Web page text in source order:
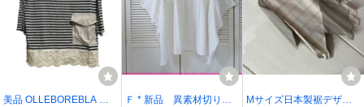
美品 OLLEBOREBLA オ
Ｆ * 新品 異素材切り替
Mサイズ日本製裾デザイ